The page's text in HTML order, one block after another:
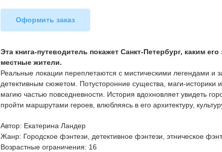
Оформить заказ
Эта книга-путеводитель покажет Санкт-Петербург, каким
местные жители.
Реальные локации переплетаются с мистическими легендами и
детективным сюжетом. Потусторонние существа, маги-историки
магию частью повседневности. История вдохновляет увидеть
пройти маршрутами героев, влюбляясь в его архитектуру,
Автор: Екатерина Ландер
Жанр: Городское фэнтези, детективное фэнтези, этническое
Возрастные ограничения: 16